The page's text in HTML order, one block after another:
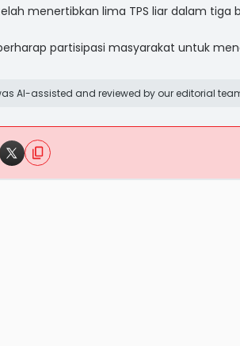
menertibkan lima TPS liar dalam tiga
partisipasi masyarakat untuk
AI-assisted and reviewed by our editorial